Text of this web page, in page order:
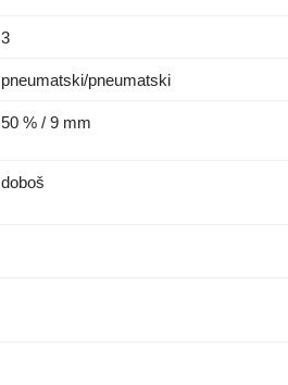
3
pneumatski/pneumatski
50 % / 9 mm
doboš